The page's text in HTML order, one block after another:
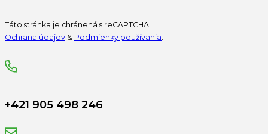
Táto stránka je chránená s reCAPTCHA.
Ochrana údajov & Podmienky používania.
+421 905 498 246